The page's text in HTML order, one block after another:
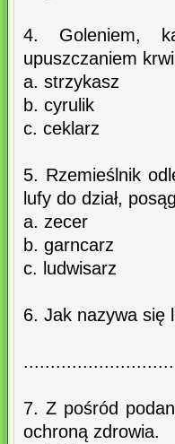
4. Goleniem,
upuszczaniem
a. strzykasz
b. cyrulik
c. ceklarz
5. Rzemieślnik
lufy do dział,
a. zecer
b. garncarz
c. ludwisarz
6. Jak nazywa się
7. Z pośród
ochroną zdrowia.